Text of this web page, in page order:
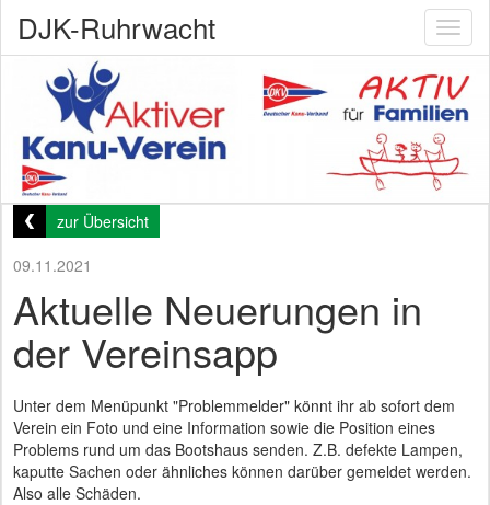
DJK-Ruhrwacht
zur Übersicht
09.11.2021
Aktuelle Neuerungen in
der Vereinsapp
Unter dem Menüpunkt "Problemmelder" könnt ihr ab sofort dem
Verein ein Foto und eine Information sowie die Position eines
Problems rund um das Bootshaus senden. Z.B. defekte Lampen,
kaputte Sachen oder ähnliches können darüber gemeldet werden.
Also alle Schäden.